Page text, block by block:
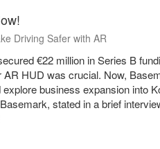
Driving Safer with AR
€22 million in Series B
HUD was crucial. Now,
business expansion into
stated in a brief